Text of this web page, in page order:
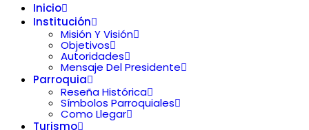
Inicio
Institución
Misión Y Visión
Objetivos
Autoridades
Mensaje Del Presidente
Parroquia
Reseña Histórica
Símbolos Parroquiales
Como Llegar
Turismo